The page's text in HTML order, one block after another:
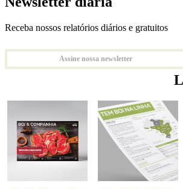
Receba nossos relatórios diários e gratuitos
Assine nossa newsletter